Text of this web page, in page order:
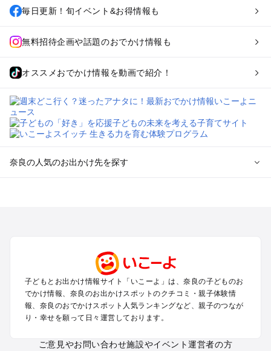
毎日更新！旬イベント&お得情報も
無料招待企画や話題のおでかけ情報も
オススメおでかけ情報を動画で紹介！
奈良の人気のお出かけ先を探す
吉野・奥吉野のプールお出かけ
奈良の定番お出かけスポット
奈良の遊園地
奈良の動物園
奈良の釣り
子どもとお出かけ情報サイト「いこーよ」は、奈良の子どものお
でかけ情報、奈良のお出かけスポットのクチコミ・親子体験情
報、奈良のおでかけスポット人気ランキングなど、親子のつなが
り・幸せを願って日々運営しております。
ご意見やお問い合わせ施設やイベント運営者の方